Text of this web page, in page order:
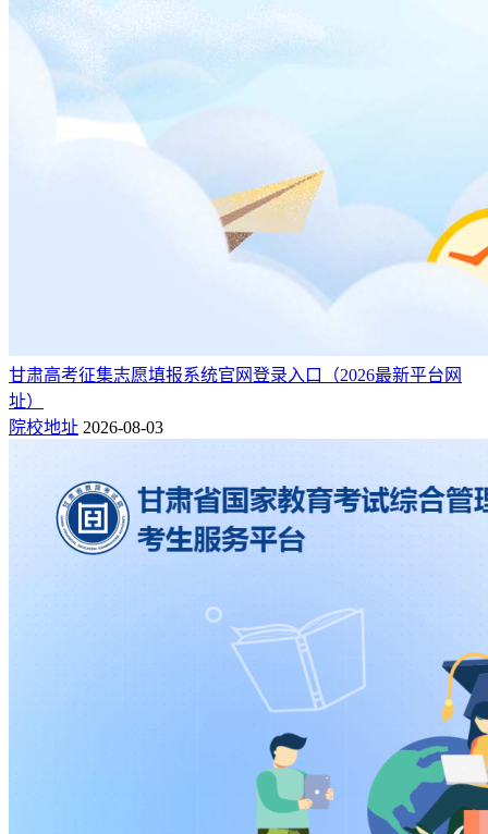
甘肃高考征集志愿填报系统官网登录入口（2026最新平台网
址）
院校地址 2026-08-03